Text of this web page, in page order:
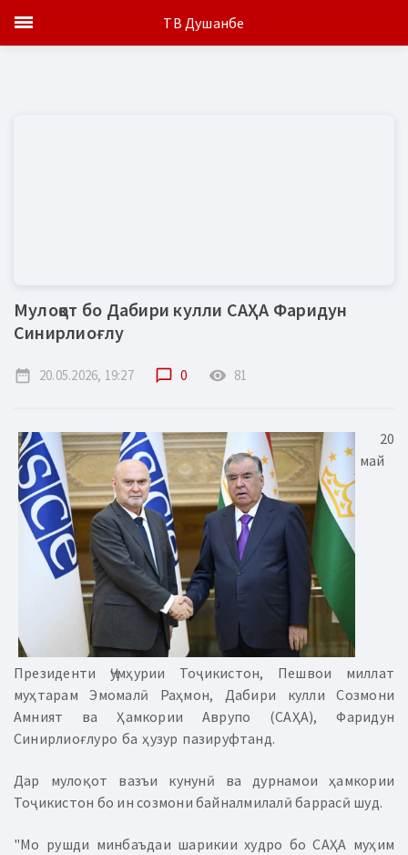
Мулоқот бо Дабири кулли САҲА Фаридун
Синирлиоғлу
date_range 20.05.2026, 19:27 chat_bubble_outline 0 remove_red_eye 81
20
май
Президенти Ҷумҳурии Тоҷикистон, Пешвои миллат
муҳтарам Эмомалӣ Раҳмон, Дабири кулли Созмони
Амният ва Ҳамкории Аврупо (САҲА), Фаридун
Синирлиоғлуро ба ҳузур пазируфтанд.
Дар мулоқот вазъи кунунӣ ва дурнамои ҳамкории
Тоҷикистон бо ин созмони байналмилалӣ баррасӣ шуд.
"Мо рушди минбаъдаи шарикии худро бо САҲА муҳим
ТВ Душанбе